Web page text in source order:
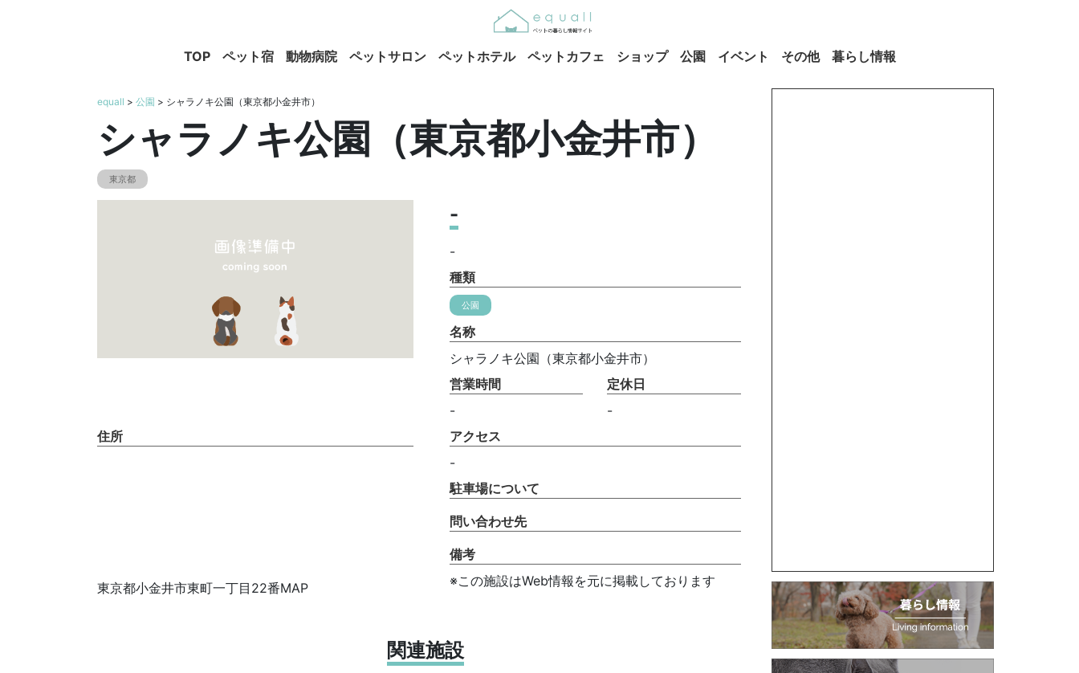
TOP ペット宿 動物病院 ペットサロン ペットホテル ペットカフェ ショップ 公園 イベント その他 暮らし情報
equall > 公園 > シャラノキ公園（東京都小金井市）
シャラノキ公園（東京都小金井市）
東京都
-
-
種類
公園
名称
シャラノキ公園（東京都小金井市）
営業時間
-
定休日
-
住所
東京都小金井市東町一丁目22番MAP
アクセス
-
駐車場について
問い合わせ先
備考
※この施設はWeb情報を元に掲載しております
関連施設